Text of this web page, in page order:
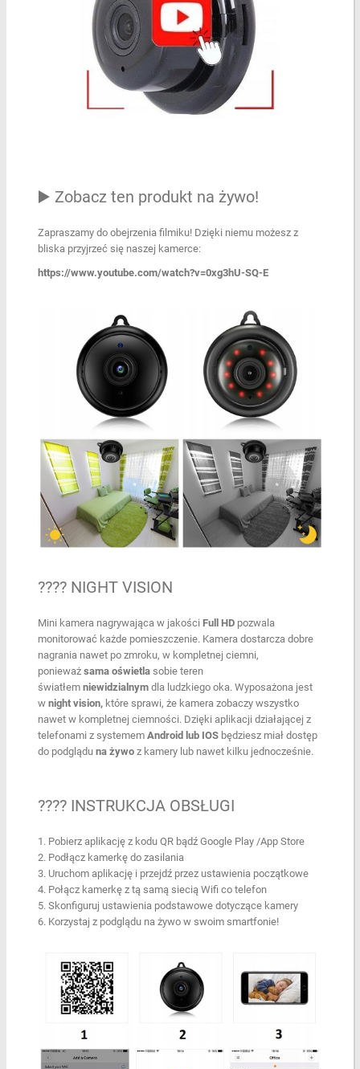
▶️ Zobacz ten produkt na żywo!
Zapraszamy do obejrzenia filmiku! Dzięki niemu możesz z
bliska przyjrzeć się naszej kamerce:
https://www.youtube.com/watch?v=0xg3hU-SQ-E
???? NIGHT VISION
Mini kamera nagrywająca w jakościFull HDpozwala
monitorować każde pomieszczenie. Kamera dostarcza dobre
nagrania nawet po zmroku, w kompletnej ciemni,
ponieważsama oświetlasobie teren
światłem niewidzialnymdla ludzkiego oka. Wyposażona jest
w night vision,które sprawi, że kamera zobaczy wszystko
nawet w kompletnej ciemności. Dzięki aplikacji działającej z
telefonami z systemem Android lub IOSbędziesz miał dostęp
do podglądu na żywoz kamery lub nawet kilku jednocześnie.
???? INSTRUKCJA OBSŁUGI
Pobierz aplikację z kodu QR bądź Google Play /App Store
Podłącz kamerkę do zasilania
Uruchom aplikację i przejdź przez ustawienia początkowe
Połącz kamerkę z tą samą siecią Wifi co telefon
Skonfiguruj ustawienia podstawowe dotyczące kamery
Korzystaj z podglądu na żywo w swoim smartfonie!